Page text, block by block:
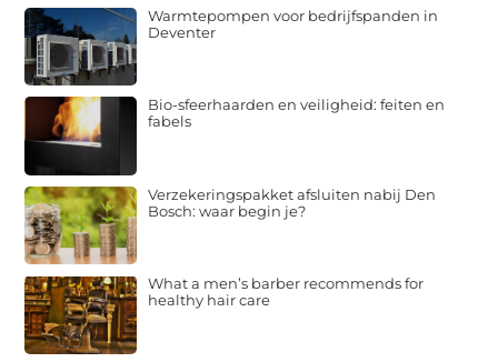
Warmtepompen voor bedrijfspanden in
Deventer
Bio-sfeerhaarden en veiligheid: feiten en
fabels
Verzekeringspakket afsluiten nabij Den
Bosch: waar begin je?
What a men’s barber recommends for
healthy hair care